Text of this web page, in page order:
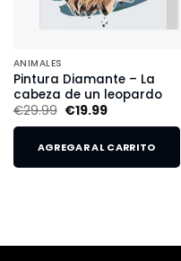
ANIMALES
Pintura Diamante – La
cabeza de un leopardo
€29.99 €19.99
AGREGAR AL CARRITO